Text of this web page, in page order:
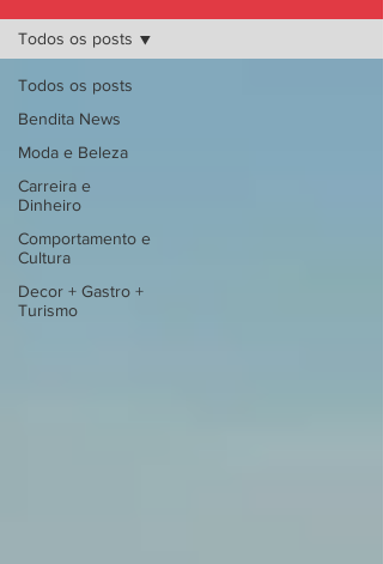
Todos os posts
Bendita News
Moda e Beleza
Carreira e
Dinheiro
Comportamento e
Cultura
Decor + Gastro +
Turismo
Todos os posts